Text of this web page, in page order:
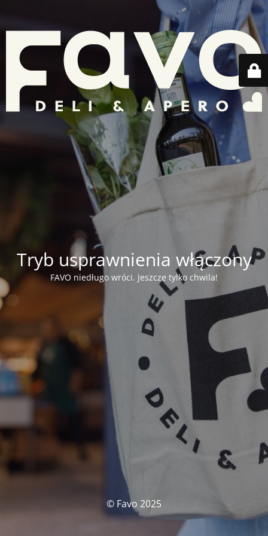
Tryb usprawnienia włączony
FAVO niedługo wróci. Jeszcze tylko chwila!
© Favo 2025